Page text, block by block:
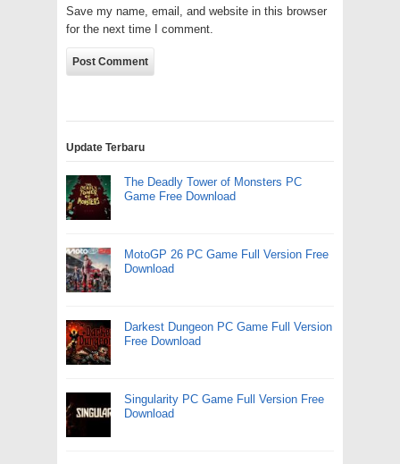
Save my name, email, and website in this browser
for the next time I comment.
Update Terbaru
The Deadly Tower of Monsters PC
Game Free Download
MotoGP 26 PC Game Full Version Free
Download
Darkest Dungeon PC Game Full Version
Free Download
Singularity PC Game Full Version Free
Download